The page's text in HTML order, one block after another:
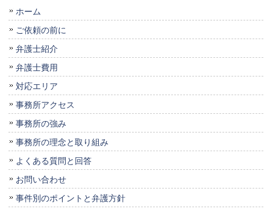
ホーム
ご依頼の前に
弁護士紹介
弁護士費用
対応エリア
事務所アクセス
事務所の強み
事務所の理念と取り組み
よくある質問と回答
お問い合わせ
事件別のポイントと弁護方針